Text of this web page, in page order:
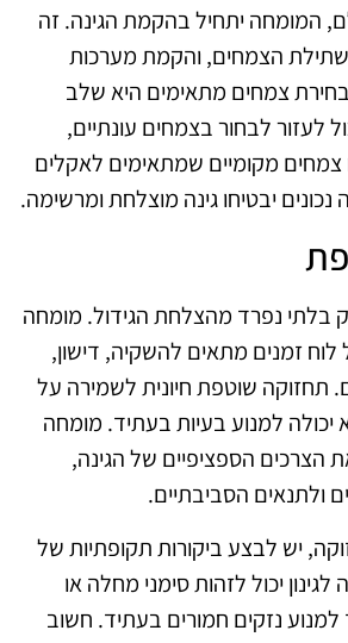
המומחה יתחיל בהקמת הגינה. זה
הצמחים, והקמת מערכות
צמחים מתאימים היא שלב
לעזור לבחור בצמחים עונתיים,
צמחים מקומיים שמתאימים לאקלים
יבטיחו גינה מוצלחת ומרשימה.
בלתי נפרד מהצלחת הגידול. מומחה
לוח זמנים מתאים להשקיה, דישון,
תחזוקה שוטפת חיונית לשמירה על
יכולה למנוע בעיות בעתיד. מומחה
הצרכים הספציפיים של הגינה,
ולתנאים הסביבתיים.
יש לבצע ביקורות תקופתיות של
יכול לזהות סימני מחלה או
למנוע נזקים חמורים בעתיד. חשוב